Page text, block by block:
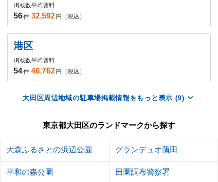
掲載数
56件
平均賃料
32,592 円（税込）
港区
掲載数
54件
平均賃料
46,762 円（税込）
大田区周辺地域の駐車場掲載情報をもっと表示 (9)
東京都大田区のランドマークから探す
大森ふるさとの浜辺公園 グランデュオ蒲田
平和の森公園 田園調布警察署